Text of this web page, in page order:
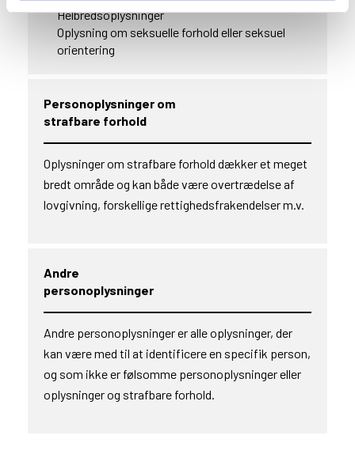
Helbredsoplysninger
Oplysning om seksuelle forhold eller seksuel
orientering
Personoplysninger om
strafbare forhold
Oplysninger om strafbare forhold dækker et meget
bredt område og kan både være overtrædelse af
lovgivning, forskellige rettighedsfrakendelser m.v.
Andre
personoplysninger
Andre personoplysninger er alle oplysninger, der
kan være med til at identificere en specifik person,
og som ikke er følsomme personoplysninger eller
oplysninger og strafbare forhold.